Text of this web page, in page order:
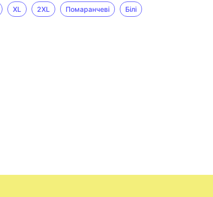
XL 2XL Помаранчеві Білі